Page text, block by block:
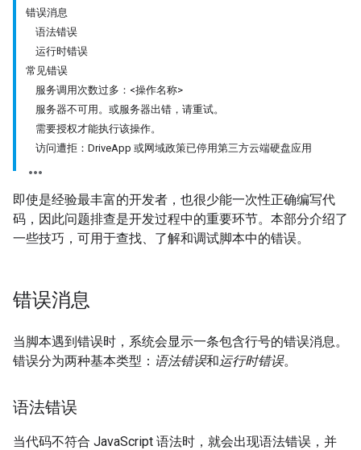
错误消息
语法错误
运行时错误
常见错误
服务调用次数过多：<操作名称>
服务器不可用。或服务器出错，请重试。
需要授权才能执行该操作。
访问遭拒：DriveApp 或网域政策已停用第三方云端硬盘应用
即使是经验最丰富的开发者，也很少能一次性正确编写代
码，因此问题排查是开发过程中的重要环节。本部分介绍了
一些技巧，可用于查找、了解和调试脚本中的错误。
错误消息
当脚本遇到错误时，系统会显示一条包含行号的错误消息。
错误分为两种基本类型： 语法错误和运行时错误。
语法错误
当代码不符合 JavaScript 语法时，就会出现语法错误，并